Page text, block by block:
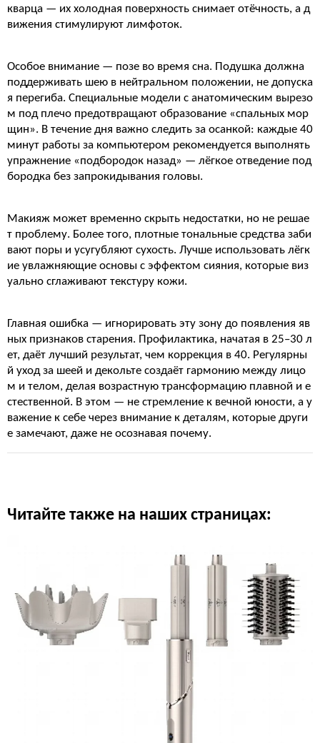
кварца — их холодная поверхность снимает отёчность, а д
вижения стимулируют лимфоток.
Особое внимание — позе во время сна. Подушка должна
поддерживать шею в нейтральном положении, не допуска
я перегиба. Специальные модели с анатомическим вырезо
м под плечо предотвращают образование «спальных мор
щин». В течение дня важно следить за осанкой: каждые 40
минут работы за компьютером рекомендуется выполнять
упражнение «подбородок назад» — лёгкое отведение под
бородка без запрокидывания головы.
Макияж может временно скрыть недостатки, но не решае
т проблему. Более того, плотные тональные средства заби
вают поры и усугубляют сухость. Лучше использовать лёгк
ие увлажняющие основы с эффектом сияния, которые виз
уально сглаживают текстуру кожи.
Главная ошибка — игнорировать эту зону до появления яв
ных признаков старения. Профилактика, начатая в 25–30 л
ет, даёт лучший результат, чем коррекция в 40. Регулярны
й уход за шеей и декольте создаёт гармонию между лицо
м и телом, делая возрастную трансформацию плавной и е
стественной. В этом — не стремление к вечной юности, а у
важение к себе через внимание к деталям, которые други
е замечают, даже не осознавая почему.
Читайте также на наших страницах: